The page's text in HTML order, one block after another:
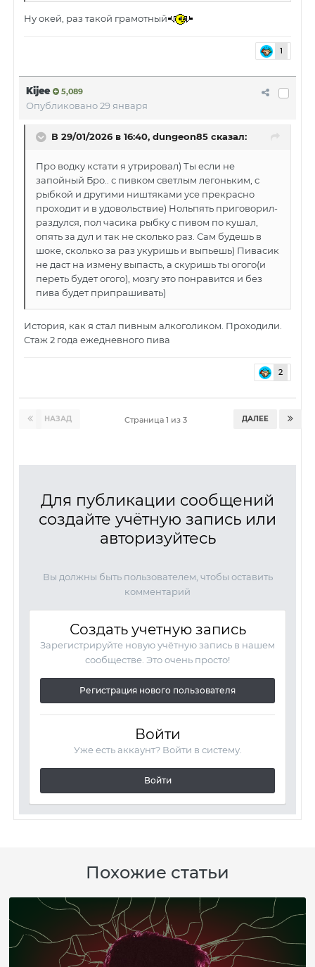
Ну окей, раз такой грамотный
1
Kijee 5,089
Опубликовано29 января
В 29/01/2026 в 16:40, dungeon85 сказал:
Про водку кстати я утрировал) Ты если не
запойный Бро.. с пивком светлым легоньким, с
рыбкой и другими ништяками усе прекрасно
проходит и в удовольствие) Нольпять приговорил-
раздулся, пол часика рыбку с пивом по кушал,
опять за дул и так не сколько раз. Сам будешь в
шоке, сколько за раз укуришь и выпьешь) Пивасик
не даст на измену выпасть, а скуришь ты огого(и
переть будет огого), мозгу это понравится и без
пива будет припрашивать)
История, как я стал пивным алкоголиком. Проходили.
Стаж 2 года ежедневного пива
2
НАЗАД ДАЛЕЕ
Страница 1 из 3
Для публикации сообщений
создайте учётную запись или
авторизуйтесь
Вы должны быть пользователем, чтобы оставить
комментарий
Создать учетную запись
Зарегистрируйте новую учётную запись в нашем
сообществе. Это очень просто!
Регистрация нового пользователя
Войти
Уже есть аккаунт? Войти в систему.
Войти
Похожие статьи